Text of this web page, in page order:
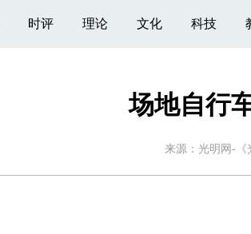
时评 理论 文化 科技
场地自行
来源： 光明网-《